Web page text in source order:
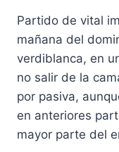
Partido de vital
mañana del
verdiblanca, en
no salir de la
por pasiva,
en anteriores
mayor parte del